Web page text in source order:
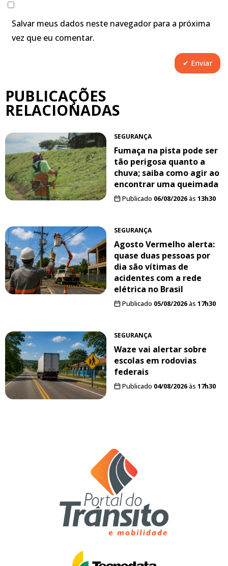
Salvar meus dados neste navegador para a próxima
vez que eu comentar.
PUBLICAÇÕES
RELACIONADAS
SEGURANÇA
Fumaça na pista pode ser
tão perigosa quanto a
chuva; saiba como agir ao
encontrar uma queimada
Publicado 06/08/2026às 13h30
SEGURANÇA
Agosto Vermelho alerta:
quase duas pessoas por
dia são vítimas de
acidentes com a rede
elétrica no Brasil
Publicado 05/08/2026às 17h30
SEGURANÇA
Waze vai alertar sobre
escolas em rodovias
federais
Publicado 04/08/2026às 17h30